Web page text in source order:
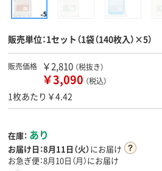
販売単位：1セット（1袋（140枚入）×5）
販売価格 ￥2,810 （税抜き）
￥3,090 （税込）
1枚あたり￥4.42
在庫： あり
お届け日：8月11日（火）にお届け
お急ぎ便：8月10日（月）にお届け